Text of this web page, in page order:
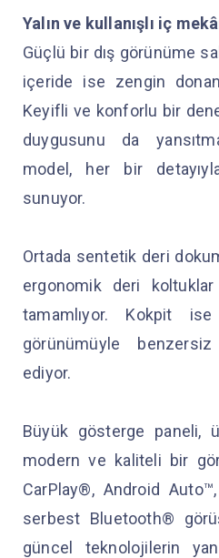
Yalın ve kullanışlı iç
Güçlü bir dış görünüme
içeride ise zengin
Keyifli ve konforlu bir
duygusunu da
model, her bir
sunuyor.
Ortada sentetik deri
ergonomik deri koltuklar
tamamlıyor. Kokpit
görünümüyle
ediyor.
Büyük gösterge paneli,
modern ve kaliteli bir
CarPlay®, Android
serbest Bluetooth®
güncel teknolojilerin